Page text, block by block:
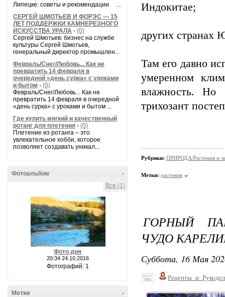
Липецке: советы и рекомендации ...
СЕРГЕЙ ШМОТЬЕВ И ФОРЭС — 15
ЛЕТ ПОДДЕРЖКИ КАМНЕРЕЗНОГО
ИСКУССТВА УРАЛА - (0)
Сергей Шмотьев: бизнес на службе
культуры Сергей Шмотьев,
генеральный директор промышлен...
Февраль/Снег/Любовь... Как не
превратить 14 февраля в
очередной «день сурка» с уроками
и бытом - (0)
Февраль/Снег/Любовь... Как не
превратить 14 февраля в очередной
«день сурка» с уроками и бытом ...
Где купить мягкий и качественный
ротанг для плетения - (0)
Плетение из ротанга – это
увлекательное хобби, которое
позволяет создавать уникал...
-
Фотоальбом
Все (1)
Фото дня
20:34 24.10.2016
Фотографий: 1
-
Метки
Индокитае;
других странах
Там его давно
умеренном
влажность. Но
трихозант
Рубрики: ПРИРОДА/Растения и
Метки: растения
ГОРНЫЙ
ЧУДО
Суббота, 16 Мая